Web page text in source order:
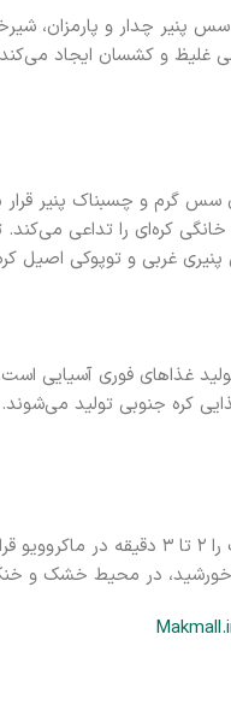
سس پنیر چدار و پارمزان،
غلیظ و کشسان ایجاد
گرم و چسبناک پنیر قرار
کره‌ای را تداعی می‌کند.
غربی و توپوکی اصیل
غذاهای فوری آسیایی
برای آماده‌سازی، حدود ۱۰۰ میلی‌لیتر آب اضافه
خورشید، در محیط خشک و